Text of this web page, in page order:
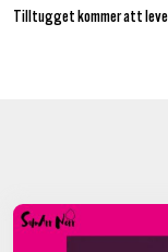
Tilltugget kommer att